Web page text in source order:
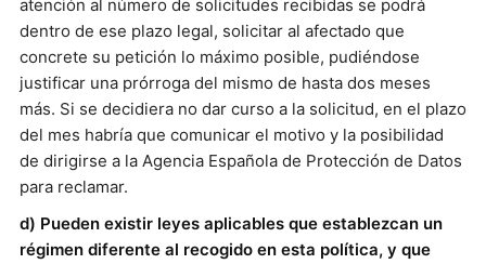
atención al número de solicitudes recibidas se podrá
dentro de ese plazo legal, solicitar al afectado que
concrete su petición lo máximo posible, pudiéndose
justificar una prórroga del mismo de hasta dos meses
más. Si se decidiera no dar curso a la solicitud, en el plazo
del mes habría que comunicar el motivo y la posibilidad
de dirigirse a la Agencia Española de Protección de Datos
para reclamar.
d) Pueden existir leyes aplicables que establezcan un
régimen diferente al recogido en esta política, y que